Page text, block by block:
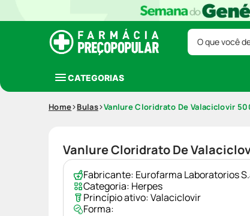
O que você
CATEGORIAS
Home Bulas Vanlure Cloridrato De Valaciclovir
Vanlure Cloridrato De
Fabricante: Eurofarma Laboratorios
Categoria: Herpes
Princípio ativo:Valaciclovir
Forma: